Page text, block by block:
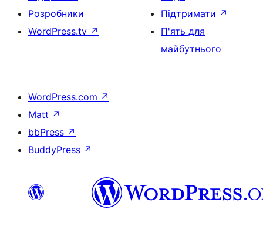
Розробники
WordPress.tv ↗
Підтримати ↗
П'ять для
майбутнього
WordPress.com ↗
Matt ↗
bbPress ↗
BuddyPress ↗